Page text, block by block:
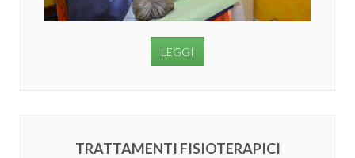
LEGGI
TRATTAMENTI FISIOTERAPICI